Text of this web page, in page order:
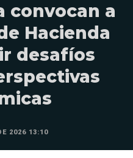
convocan a
Hacienda
desafíos
2026 13:10